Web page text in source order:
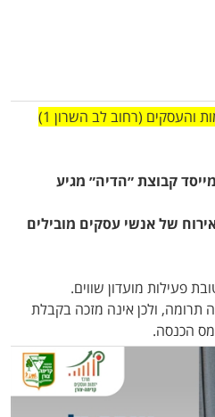
שימו ♥ האירוע עבר למרכז היזמות והעסקים (רחוב לב השרון 1)
קבוצת ״הדיה״ מגיע
של אנשי עסקים מובילים
פעילות מועדון שווים.
תרומה, ולכן אינה מזכה בקבלת